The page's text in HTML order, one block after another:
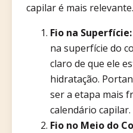
capilar é mais relevante.
Fio na Superfície:
na superfície do
claro de que ele
hidratação.
ser a etapa mais
calendário capilar.
Fio no Meio do